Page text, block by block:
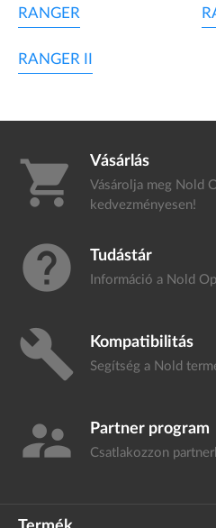
RANGER
RANGER II
shopping_cart Vásárlás
Vásárolja meg Nold
kedvezményesen!
help Tudástár
Információ a Nold
build Kompatibilitás
Segítség a Nold
supervisor_account Partner program
Csatlakozzon